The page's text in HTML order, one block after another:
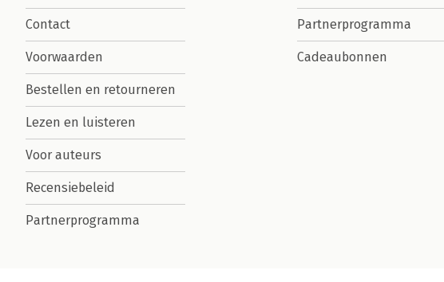
Contact
Voorwaarden
Bestellen en retourneren
Lezen en luisteren
Voor auteurs
Recensiebeleid
Partnerprogramma
Partnerprogramma
Cadeaubonnen